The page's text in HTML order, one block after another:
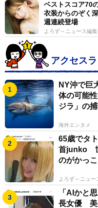
ベストスコア70
衣装からのぞく
週連続登場
よろず～ニュース編
アクセス
NY沖で巨
体の可能
ジラ」の
海外エンタメ
65歳でタ
首junko
のがかっこ
よろず～ニュー
「AIかと
長女優 美